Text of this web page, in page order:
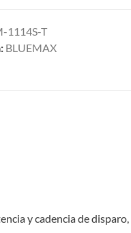
1114S-T
BLUEMAX
y cadencia de